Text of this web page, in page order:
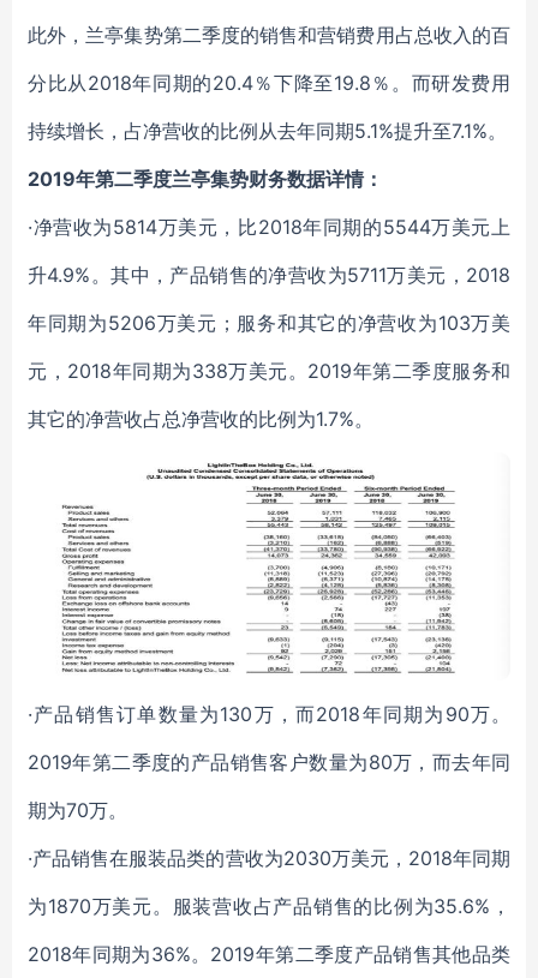
此外，兰亭集势第二季度的销售和营销费用占总收入的百
分比从2018年同期的20.4％下降至19.8％。而研发费用
持续增长，占净营收的比例从去年同期5.1%提升至7.1%。
2019年第二季度兰亭集势财务数据详情：
·净营收为5814万美元，比2018年同期的5544万美元上
升4.9%。其中，产品销售的净营收为5711万美元，2018
年同期为5206万美元；服务和其它的净营收为103万美
元，2018年同期为338万美元。2019年第二季度服务和
其它的净营收占总净营收的比例为1.7%。
·产品销售订单数量为130万，而2018年同期为90万。
2019年第二季度的产品销售客户数量为80万，而去年同
期为70万。
·产品销售在服装品类的营收为2030万美元，2018年同期
为1870万美元。服装营收占产品销售的比例为35.6%，
2018年同期为36%。2019年第二季度产品销售其他品类